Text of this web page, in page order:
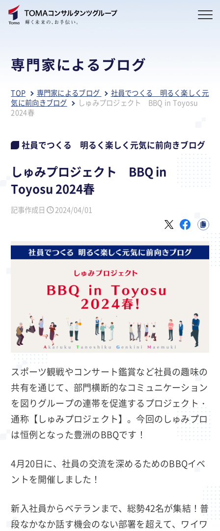
専門家によるブログ
TOP 専門家によるブログ
社員でつくる 明るく楽しく元
気に前向きブログ
しゅみプロジェクト BBQ in Toyosu
2024春
社員でつくる 明るく楽しく元気に前向きブログ
しゅみプロジェクト BBQ in
Toyosu 2024春
記事作成日 2024/04/01
スポーツ観戦やコンサート鑑賞など社員の趣味の
共有を通じて、部門横断的なコミュニケーション
を図りグループの連帯を促進するプロジェクト・
通称【しゅみプロジェクト】。今回のしゅみプロ
は恒例となった豊洲のBBQです！
4月20日に、社員の交流を深めるためのBBQイベ
ントを開催しました！
新入社員からベテランまで、総勢42名が集結！普
段なかなか話す機会のない部署を超えて、ワイワ